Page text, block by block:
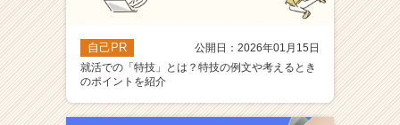
自己PR
公開日：2026年01月15日
就活での「特技」とは？特技の例文や考えるとき
のポイントを紹介